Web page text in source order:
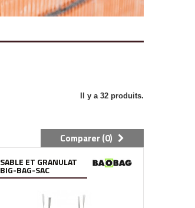
Il y a 32 produits.
Comparer (0)
SABLE ET GRANULAT
BIG-BAG-SAC